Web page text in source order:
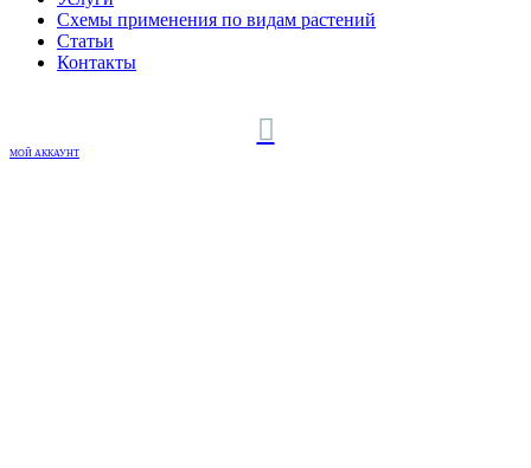
Схемы применения по видам растений
Статьи
Контакты
МОЙ АККАУНТ